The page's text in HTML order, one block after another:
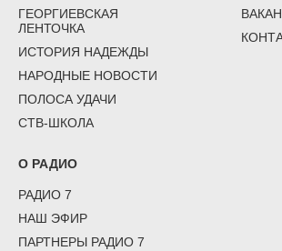
ГЕОРГИЕВСКАЯ
ЛЕНТОЧКА
ИСТОРИЯ НАДЕЖДЫ
НАРОДНЫЕ НОВОСТИ
ПОЛОСА УДАЧИ
СТВ-ШКОЛА
О РАДИО
РАДИО 7
НАШ ЭФИР
ПАРТНЕРЫ РАДИО 7